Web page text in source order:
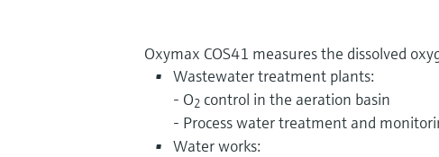
Oxymax COS41 measures the dissolved
Wastewater treatment plants:
- O2 control in the aeration basin
- Process water treatment and
Water works: